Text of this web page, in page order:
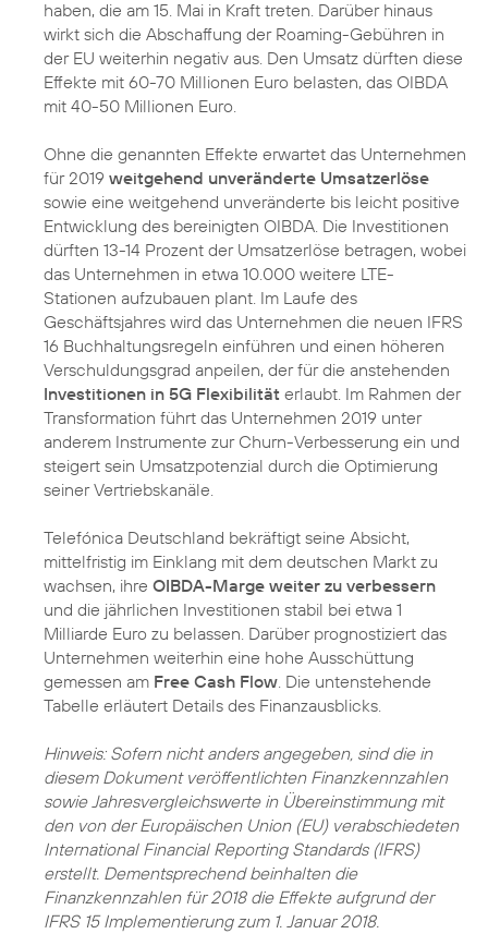
haben, die am 15. Mai in Kraft treten. Darüber hinaus
wirkt sich die Abschaffung der Roaming-Gebühren in
der EU weiterhin negativ aus. Den Umsatz dürften diese
Effekte mit 60-70 Millionen Euro belasten, das OIBDA
mit 40-50 Millionen Euro.
Ohne die genannten Effekte erwartet das Unternehmen
für 2019 weitgehend unveränderte Umsatzerlöse
sowie eine weitgehend unveränderte bis leicht positive
Entwicklung des bereinigten OIBDA. Die Investitionen
dürften 13-14 Prozent der Umsatzerlöse betragen, wobei
das Unternehmen in etwa 10.000 weitere LTE-
Stationen aufzubauen plant. Im Laufe des
Geschäftsjahres wird das Unternehmen die neuen IFRS
16 Buchhaltungsregeln einführen und einen höheren
Verschuldungsgrad anpeilen, der für die anstehenden
Investitionen in 5G Flexibilität erlaubt. Im Rahmen der
Transformation führt das Unternehmen 2019 unter
anderem Instrumente zur Churn-Verbesserung ein und
steigert sein Umsatzpotenzial durch die Optimierung
seiner Vertriebskanäle.
Telefónica Deutschland bekräftigt seine Absicht,
mittelfristig im Einklang mit dem deutschen Markt zu
wachsen, ihre OIBDA-Marge weiter zu verbessern
und die jährlichen Investitionen stabil bei etwa 1
Milliarde Euro zu belassen. Darüber prognostiziert das
Unternehmen weiterhin eine hohe Ausschüttung
gemessen am Free Cash Flow. Die untenstehende
Tabelle erläutert Details des Finanzausblicks.
Hinweis: Sofern nicht anders angegeben, sind die in
diesem Dokument veröffentlichten Finanzkennzahlen
sowie Jahresvergleichswerte in Übereinstimmung mit
den von der Europäischen Union (EU) verabschiedeten
International Financial Reporting Standards (IFRS)
erstellt. Dementsprechend beinhalten die
Finanzkennzahlen für 2018 die Effekte aufgrund der
IFRS 15 Implementierung zum 1. Januar 2018.